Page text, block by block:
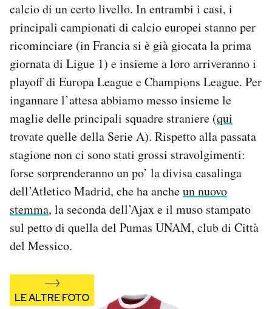
AREA PERSONALE
Area Personale
Newsletter
Notifiche mobile
Regala il Post
Hai bisogno di aiuto?
Esci
calcio di un certo livello. In entrambi i casi, i
principali campionati di calcio europei stanno per
ricominciare (in Francia si è già giocata la prima
giornata di Ligue 1) e insieme a loro arriveranno i
playoff di Europa League e Champions League. Per
ingannare l’attesa abbiamo messo insieme le
maglie delle principali squadre straniere (qui
trovate quelle della Serie A). Rispetto alla passata
stagione non ci sono stati grossi stravolgimenti:
forse sorprenderanno un po’ la divisa casalinga
dell’Atletico Madrid, che ha ancheun nuovo
stemma, la seconda dell’Ajax e il muso stampato
sul petto di quella del Pumas UNAM, club di Città
del Messico.